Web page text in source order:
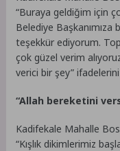
“Buraya geldiğim için
Belediye Başkanımıza
teşekkür ediyorum.
çok güzel verim
verici bir şey” ifadelerini
“Allah bereketini
Kadifekale Mahalle
“Kışlık dikimlerimiz